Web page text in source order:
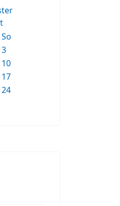
So
3
10
17
24